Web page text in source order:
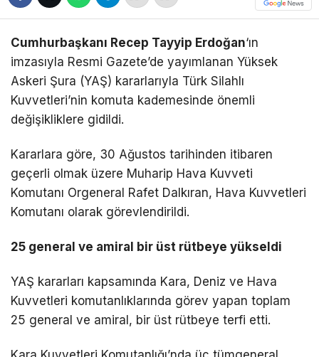
Cumhurbaşkanı Recep Tayyip Erdoğan‘ın
imzasıyla Resmi Gazete’de yayımlanan Yüksek
Askeri Şura (YAŞ) kararlarıyla Türk Silahlı
Kuvvetleri’nin komuta kademesinde önemli
değişikliklere gidildi.
Kararlara göre, 30 Ağustos tarihinden itibaren
geçerli olmak üzere Muharip Hava Kuvveti
Komutanı Orgeneral Rafet Dalkıran, Hava Kuvvetleri
Komutanı olarak görevlendirildi.
25 general ve amiral bir üst rütbeye yükseldi
YAŞ kararları kapsamında Kara, Deniz ve Hava
Kuvvetleri komutanlıklarında görev yapan toplam
25 general ve amiral, bir üst rütbeye terfi etti.